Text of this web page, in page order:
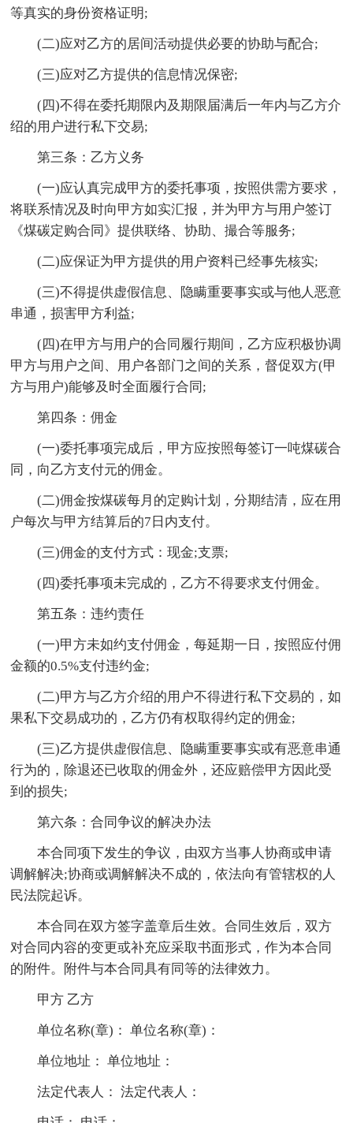
等真实的身份资格证明;
(二)应对乙方的居间活动提供必要的协助与配合;
(三)应对乙方提供的信息情况保密;
(四)不得在委托期限内及期限届满后一年内与乙方介
绍的用户进行私下交易;
第三条：乙方义务
(一)应认真完成甲方的委托事项，按照供需方要求，
将联系情况及时向甲方如实汇报，并为甲方与用户签订
《煤碳定购合同》提供联络、协助、撮合等服务;
(二)应保证为甲方提供的用户资料已经事先核实;
(三)不得提供虚假信息、隐瞒重要事实或与他人恶意
串通，损害甲方利益;
(四)在甲方与用户的合同履行期间，乙方应积极协调
甲方与用户之间、用户各部门之间的关系，督促双方(甲
方与用户)能够及时全面履行合同;
第四条：佣金
(一)委托事项完成后，甲方应按照每签订一吨煤碳合
同，向乙方支付元的佣金。
(二)佣金按煤碳每月的定购计划，分期结清，应在用
户每次与甲方结算后的7日内支付。
(三)佣金的支付方式：现金;支票;
(四)委托事项未完成的，乙方不得要求支付佣金。
第五条：违约责任
(一)甲方未如约支付佣金，每延期一日，按照应付佣
金额的0.5%支付违约金;
(二)甲方与乙方介绍的用户不得进行私下交易的，如
果私下交易成功的，乙方仍有权取得约定的佣金;
(三)乙方提供虚假信息、隐瞒重要事实或有恶意串通
行为的，除退还已收取的佣金外，还应赔偿甲方因此受
到的损失;
第六条：合同争议的解决办法
本合同项下发生的争议，由双方当事人协商或申请
调解解决;协商或调解解决不成的，依法向有管辖权的人
民法院起诉。
本合同在双方签字盖章后生效。合同生效后，双方
对合同内容的变更或补充应采取书面形式，作为本合同
的附件。附件与本合同具有同等的法律效力。
甲方 乙方
单位名称(章)： 单位名称(章)：
单位地址： 单位地址：
法定代表人： 法定代表人：